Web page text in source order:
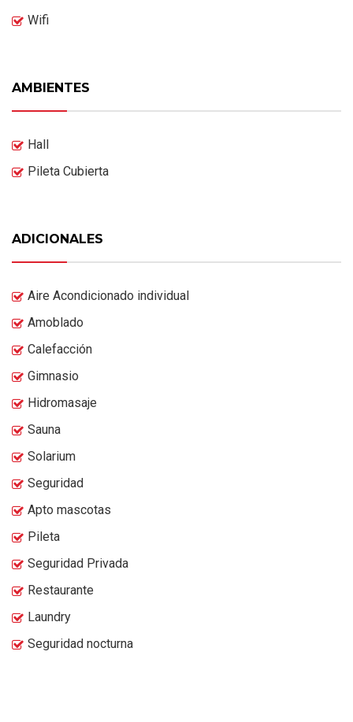
Wifi
AMBIENTES
Hall
Pileta Cubierta
ADICIONALES
Aire Acondicionado individual
Amoblado
Calefacción
Gimnasio
Hidromasaje
Sauna
Solarium
Seguridad
Apto mascotas
Pileta
Seguridad Privada
Restaurante
Laundry
Seguridad nocturna